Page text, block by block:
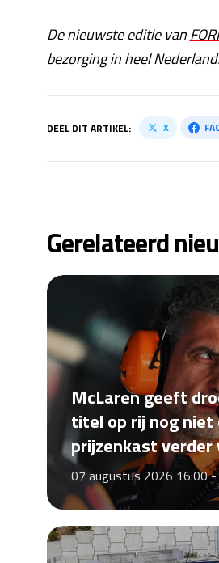
De nieuwste editie van
bezorging in heel Nederland.
DEEL DIT ARTIKEL: X
Gerelateerd
McLaren geeft
titel op rij nog niet
prijzenkast verder
07 augustus 2026 16:00 -